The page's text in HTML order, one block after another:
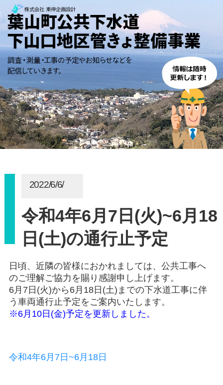
2022/6/6/
令和4年6月7日(火)~6月18
日(土)の通行止予定
日頃、近隣の皆様におかれましては、公共工事へ
のご理解ご協力を賜り感謝申し上げます。
6月7日(火)から6月18日(土)までの下水道工事に伴
う車両通行止予定をご案内いたします。
※6月10日(金)予定を更新しました。
令和4年6月7日~6月18日